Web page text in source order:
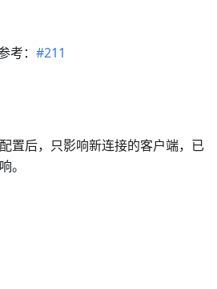
： #211
置后，只影响新连接的客户端，已
。